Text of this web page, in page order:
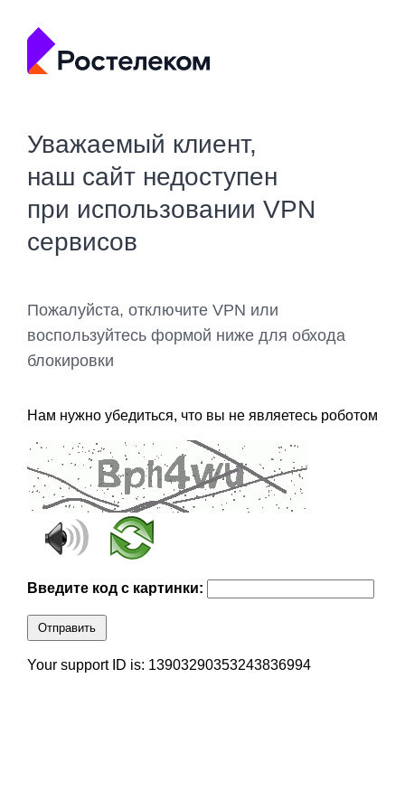
Уважаемый клиент,
наш сайт недоступен
при использовании VPN
сервисов
Пожалуйста, отключите VPN или
воспользуйтесь формой ниже для обхода
блокировки
Нам нужно убедиться, что вы не являетесь роботом
Введите код с картинки:
Отправить
Your support ID is: 13903290353243836994